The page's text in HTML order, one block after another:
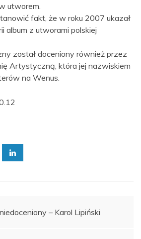
utworem.
fakt, że w roku 2007 ukazał
album z utworami polskiej
został doceniony również przez
Artystyczną, która jej nazwiskiem
na Wenus.
– Karol Lipiński